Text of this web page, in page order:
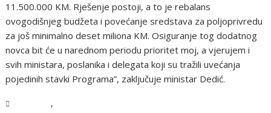
11.500.000 KM. Rješenje postoji, a to je rebalans
ovogodišnjeg budžeta i povećanje sredstava za poljoprivredu
za još minimalno deset miliona KM. Osiguranje tog dodatnog
novca bit će u narednom periodu prioritet moj, a vjerujem i
svih ministara, poslanika i delegata koji su tražili uvećanja
pojedinih stavki Programa”, zaključuje ministar Dedić.
,